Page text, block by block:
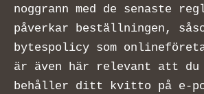
noggrann med de senaste
påverkar beställningen,
bytespolicy som
är även här relevant att
behåller ditt kvitto på e-